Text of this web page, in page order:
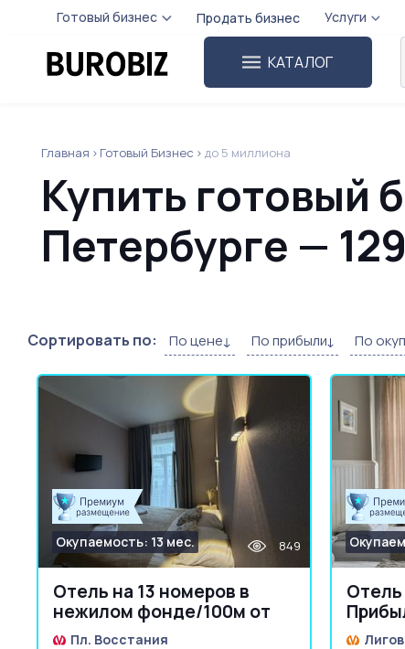
Готовый бизнес Продать бизнес Услуги
КАТАЛОГ
Главная Готовый Бизнес до 5 миллиона
Купить готовый
Петербурге —
Сортировать по: По цене По прибыли По
Отель на 13 номеров в
нежилом фонде/100м от
вокзала
Окупаемость: 13 мес. 849
Пл. Восстания
Отель